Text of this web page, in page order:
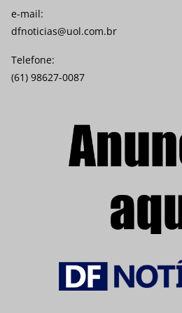
e-mail:
dfnoticias@uol.com.br
Telefone:
(61) 98627-0087